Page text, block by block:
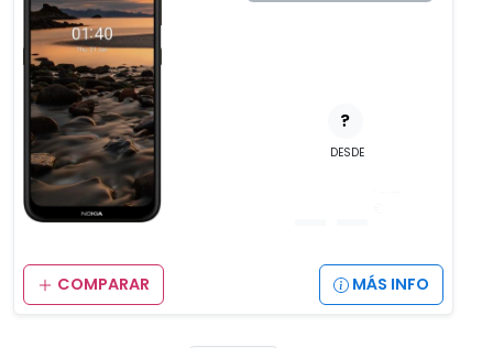
?
DESDE
COMPARAR MÁS INFO